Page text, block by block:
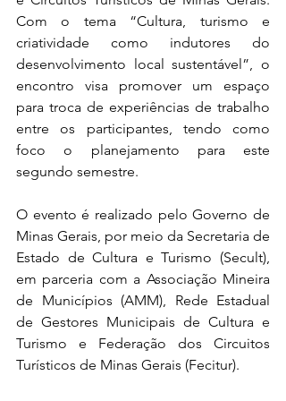
Com o tema “Cultura, turismo e
criatividade como indutores do
desenvolvimento local sustentável”, o
encontro visa promover um espaço
para troca de experiências de trabalho
entre os participantes, tendo como
foco o planejamento para este
segundo semestre.
O evento é realizado pelo Governo de
Minas Gerais, por meio da Secretaria de
Estado de Cultura e Turismo (Secult),
em parceria com a Associação Mineira
de Municípios (AMM), Rede Estadual
de Gestores Municipais de Cultura e
Turismo e Federação dos Circuitos
Turísticos de Minas Gerais (Fecitur).